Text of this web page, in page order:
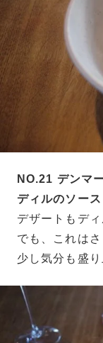
NO.21 デンマ
ディルのソース
デザートもディ
でも、これは
少し気分も盛り